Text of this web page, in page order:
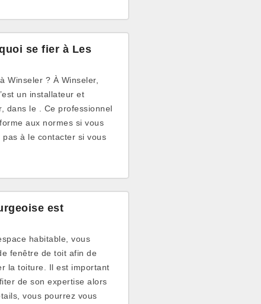
se fier à Les
Winseler ? À Winseler,
un installateur et
dans le . Ce professionnel
aux normes si vous
pas à le contacter si vous
est
habitable, vous
fenêtre de toit afin de
la toiture. Il est important
de son expertise alors
vous pourrez vous